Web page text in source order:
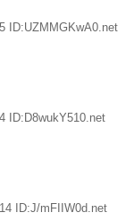
ID:UZMMGKwA0.net
ID:D8wukY510.net
ID:J/mFIIW0d.net